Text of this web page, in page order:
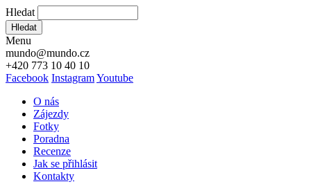
Hledat
Hledat
Menu
mundo@mundo.cz
+420 773 10 40 10
Facebook InstagramYoutube
O nás
Zájezdy
Fotky
Poradna
Recenze
Jak se přihlásit
Kontakty